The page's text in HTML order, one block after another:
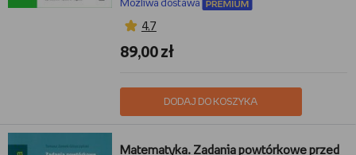
Możliwa dostawa
4,7
89,00 zł
DODAJ DO KOSZYKA
Matematyka. Zadania powtórkowe przed